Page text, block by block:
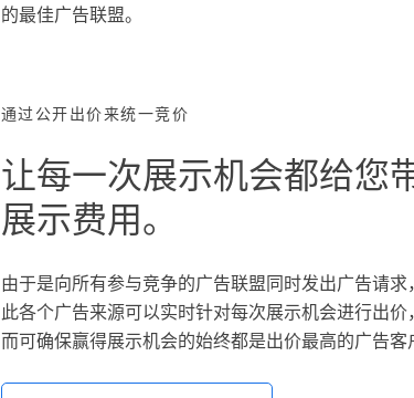
的最佳广告联盟。
通过公开出价来统一竞价
让每一次展示机会都给您
展示费用。
由于是向所有参与竞争的广告联盟同时发出广告请求
此各个广告来源可以实时针对每次展示机会进行出价
而可确保赢得展示机会的始终都是出价最高的广告客